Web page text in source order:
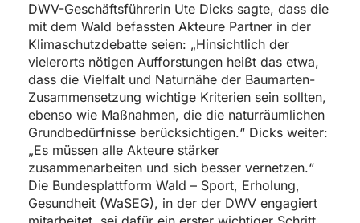
DWV-Geschäftsführerin Ute Dicks sagte, dass die
mit dem Wald befassten Akteure Partner in der
Klimaschutzdebatte seien: „Hinsichtlich der
vielerorts nötigen Aufforstungen heißt das etwa,
dass die Vielfalt und Naturnähe der Baumarten-
Zusammensetzung wichtige Kriterien sein sollten,
ebenso wie Maßnahmen, die die naturräumlichen
Grundbedürfnisse berücksichtigen.“ Dicks weiter:
„Es müssen alle Akteure stärker
zusammenarbeiten und sich besser vernetzen.“
Die Bundesplattform Wald – Sport, Erholung,
Gesundheit (WaSEG), in der der DWV engagiert